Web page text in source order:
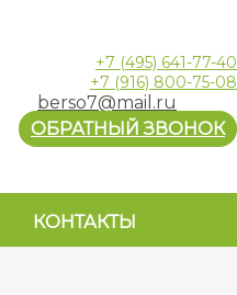
+7 (495) 641-77-40
+7 (916) 800-75-08
berso7@mail.ru
ОБРАТНЫЙ ЗВОНОК
КОНТАКТЫ